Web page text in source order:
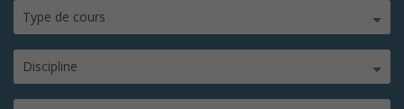
Type de cours
Discipline